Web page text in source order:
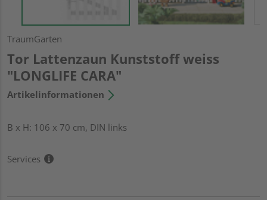
TraumGarten
Tor Lattenzaun Kunststoff weiss
"LONGLIFE CARA"
Artikelinformationen
B x H: 106 x 70 cm, DIN links
Services